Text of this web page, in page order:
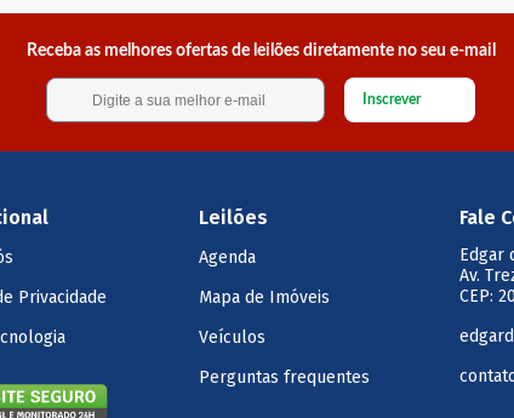
Receba as melhores ofertas de leilões diretamente no seu e-mail
Inscrever
Privacidade
Leilões
Agenda
Mapa de Imóveis
Veículos
Perguntas frequentes
Fale
Edgar
Av.
CEP: